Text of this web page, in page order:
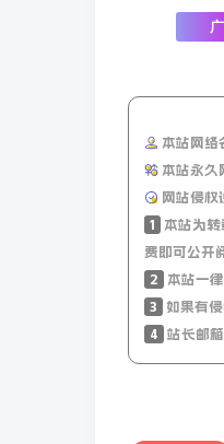
10、外媒
11、外媒：
政策高级
13、普京
作符合国
14、当地
本站网络
本站永久
网站侵权
1
本站为
费即可公开
2
本站一
3
如果有
4 站长邮